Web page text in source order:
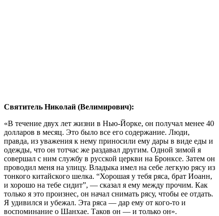
Святитель Николай (Велимирович):
«В течение двух лет жизни в Нью-Йорке, он получал менее 40
долларов в месяц. Это было все его содержание. Люди,
правда, из уважения к нему приносили ему дары в виде еды и
одежды, что он тотчас же раздавал другим. Одной зимой я
совершал с ним службу в русской церкви на Бронксе. Затем он
проводил меня на улицу. Владыка имел на себе легкую рясу из
тонкого китайского шелка. “Хорошая у тебя ряса, брат Иоанн,
и хорошо на тебе сидит”, — сказал я ему между прочим. Как
только я это произнес, он начал снимать рясу, чтобы ее отдать.
Я удивился и убежал. Эта ряса — дар ему от кого-то и
воспоминание о Шанхае. Таков он — и только он».